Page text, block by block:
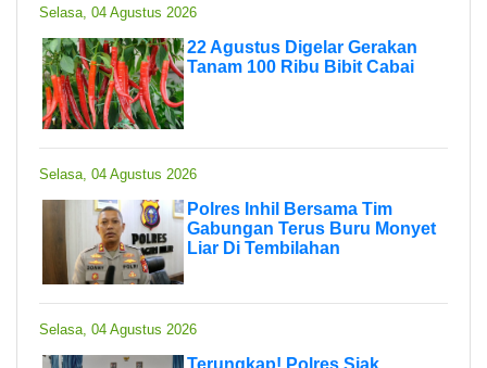
Selasa, 04 Agustus 2026
22 Agustus Digelar Gerakan
Tanam 100 Ribu Bibit Cabai
Selasa, 04 Agustus 2026
Polres Inhil Bersama Tim
Gabungan Terus Buru Monyet
Liar Di Tembilahan
Selasa, 04 Agustus 2026
Terungkap! Polres Siak